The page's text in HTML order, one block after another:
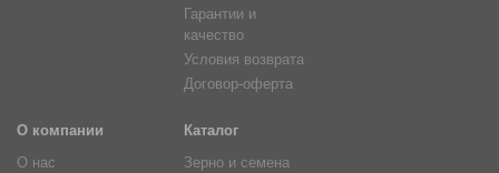
Гарантии и
качество
Условия возврата
Договор-оферта
О компании
О нас
Каталог
Зерно и семена